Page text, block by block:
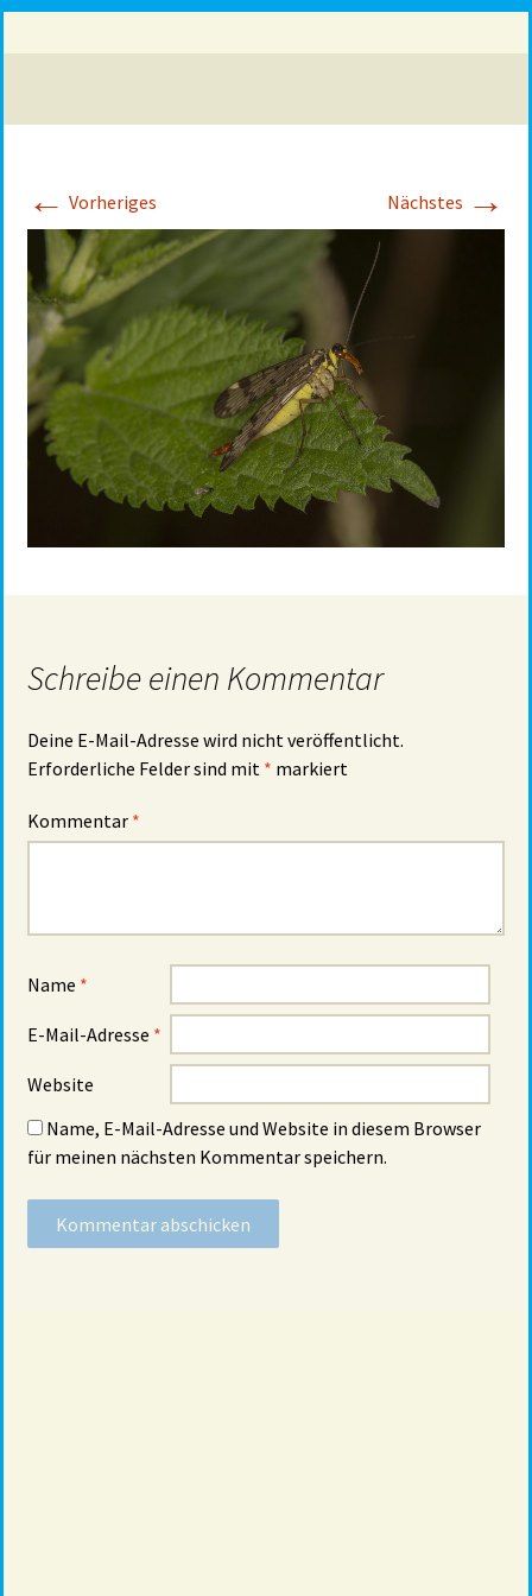
← Vorheriges Nächstes →
Schreibe einen Kommentar
Deine E-Mail-Adresse wird nicht veröffentlicht.
Erforderliche Felder sind mit * markiert
Kommentar *
Name *
E-Mail-Adresse *
Website
Name, E-Mail-Adresse und Website in diesem Browser
für meinen nächsten Kommentar speichern.